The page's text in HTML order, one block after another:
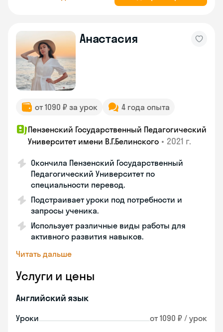
Анастасия
от 1090 ₽ за урок 4 года опыта
Пензенский Государственный Педагогический
Университет имени В.Г.Белинского • 2021 г.
Окончила Пензенский Государственный
Педагогический Университет по
специальности перевод.
Подстраивает уроки под потребности и
запросы ученика.
Использует различные виды работы для
активного развития навыков.
Читать дальше
Услуги и цены
Английский язык
Уроки от 1090 ₽ / урок